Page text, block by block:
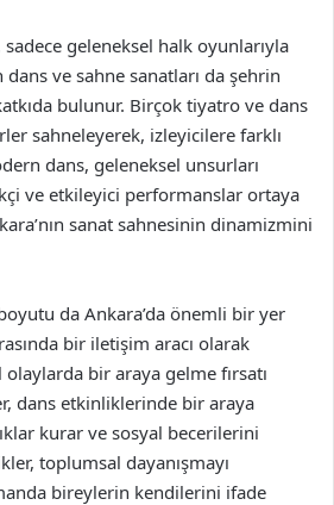
geleneksel halk oyunlarıyla
dans ve sahne sanatları da şehrin
bulunur. Birçok tiyatro ve dans
sahneleyerek, izleyicilere farklı
dans, geleneksel unsurları
ve etkileyici performanslar ortaya
sanat sahnesinin dinamizmini
da Ankara’da önemli bir yer
bir iletişim aracı olarak
bir araya gelme fırsatı
dans etkinliklerinde bir araya
kurar ve sosyal becerilerini
toplumsal dayanışmayı
bireylerin kendilerini ifade